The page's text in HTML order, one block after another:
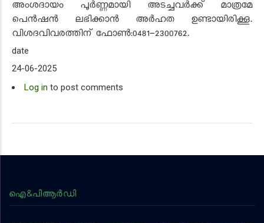
അംശദായം പൂർണ്ണമായി അടച്ചവർക്ക് മാത്രമേ
പെൻഷൻ ലഭിക്കാൻ അർഹത ഉണ്ടായിരിക്കൂ.
വിശദവിവരത്തിന് ഫോൺ:0481-2300762.
date
24-06-2025
Log in to post comments
ഐ&പിആര്‍ഡി